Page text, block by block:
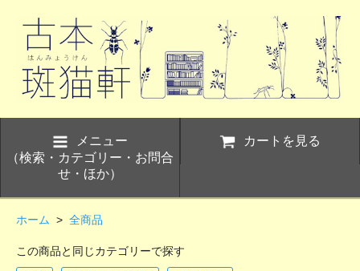
メニュー
（検索・カテゴリー・お問合
せ・ほか）
カートを見る
ホーム > 全商品
この商品と同じカテゴリーで探す